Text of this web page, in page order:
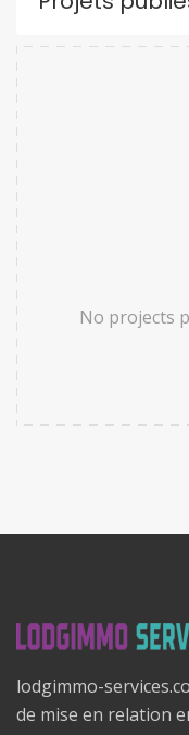
No projects
lodgimmo-
de mise en relation